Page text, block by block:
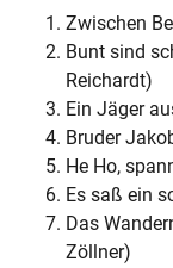
Zwischen
Bunt sind
Reichardt)
Ein Jäger
Bruder
He Ho,
Es saß ein
Das
Zöllner)